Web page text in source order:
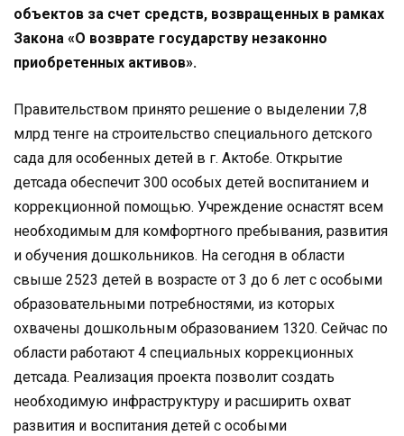
объектов за счет средств, возвращенных в рамках
Закона «О возврате государству незаконно
приобретенных активов».
Правительством принято решение о выделении 7,8
млрд тенге на строительство специального детского
сада для особенных детей в г. Актобе. Открытие
детсада обеспечит 300 особых детей воспитанием и
коррекционной помощью. Учреждение оснастят всем
необходимым для комфортного пребывания, развития
и обучения дошкольников. На сегодня в области
свыше 2523 детей в возрасте от 3 до 6 лет с особыми
образовательными потребностями, из которых
охвачены дошкольным образованием 1320. Сейчас по
области работают 4 специальных коррекционных
детсада. Реализация проекта позволит создать
необходимую инфраструктуру и расширить охват
развития и воспитания детей с особыми